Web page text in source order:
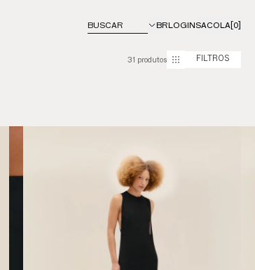
BUSCAR BRLOGINSACOLA[0]
31 produtos FILTROS